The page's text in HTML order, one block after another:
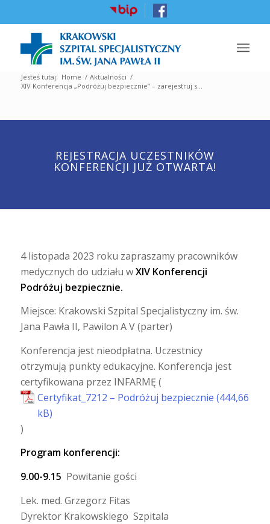
Jesteś tutaj: Home / Aktualności /
XIV Konferencja „Podróżuj bezpiecznie” – zarejestruj s...
REJESTRACJA UCZESTNIKÓW
KONFERENCJI JUŻ OTWARTA!
4 listopada 2023 roku zapraszamy pracowników
medycznych do udziału wXIV Konferencji
Podróżuj bezpiecznie.
Miejsce: Krakowski Szpital Specjalistyczny im. św.
Jana Pawła II, Pawilon A V (parter)
Konferencja jest nieodpłatna. Uczestnicy
otrzymują punkty edukacyjne. Konferencja jest
certyfikowana przez INFARMĘ (
Certyfikat_7212 – Podróżuj bezpiecznie
)
Program konferencji:
9.00-9.15 Powitanie gości
Lek. med. Grzegorz Fitas
Dyrektor Krakowskiego Szpitala